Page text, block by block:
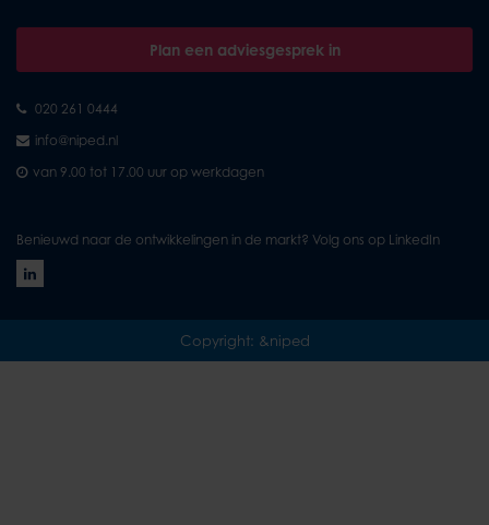
Plan een adviesgesprek in
020 261 0444
info@niped.nl
van 9.00 tot 17.00 uur op werkdagen
Benieuwd naar de ontwikkelingen in de markt? Volg ons op LinkedIn
Copyright: &niped